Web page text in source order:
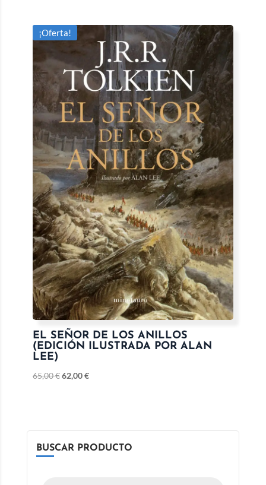
¡Oferta!
EL SEÑOR DE LOS ANILLOS
(EDICIÓN ILUSTRADA POR ALAN
LEE)
65,00€62,00€
BUSCAR PRODUCTO